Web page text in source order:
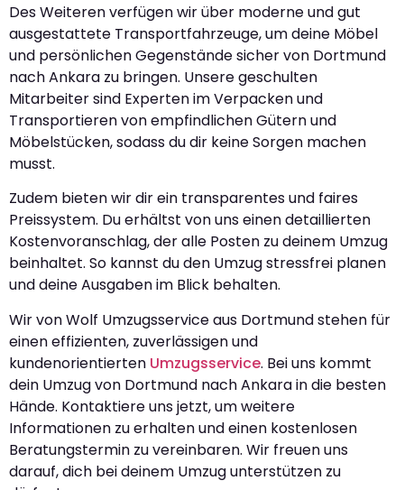
Des Weiteren verfügen wir über moderne und gut
ausgestattete Transportfahrzeuge, um deine Möbel
und persönlichen Gegenstände sicher von Dortmund
nach Ankara zu bringen. Unsere geschulten
Mitarbeiter sind Experten im Verpacken und
Transportieren von empfindlichen Gütern und
Möbelstücken, sodass du dir keine Sorgen machen
musst.
Zudem bieten wir dir ein transparentes und faires
Preissystem. Du erhältst von uns einen detaillierten
Kostenvoranschlag, der alle Posten zu deinem Umzug
beinhaltet. So kannst du den Umzug stressfrei planen
und deine Ausgaben im Blick behalten.
Wir von Wolf Umzugsservice aus Dortmund stehen für
einen effizienten, zuverlässigen und
kundenorientierten Umzugsservice. Bei uns kommt
dein Umzug von Dortmund nach Ankara in die besten
Hände. Kontaktiere uns jetzt, um weitere
Informationen zu erhalten und einen kostenlosen
Beratungstermin zu vereinbaren. Wir freuen uns
darauf, dich bei deinem Umzug unterstützen zu